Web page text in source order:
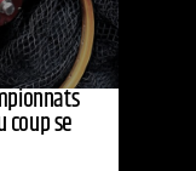
coup se